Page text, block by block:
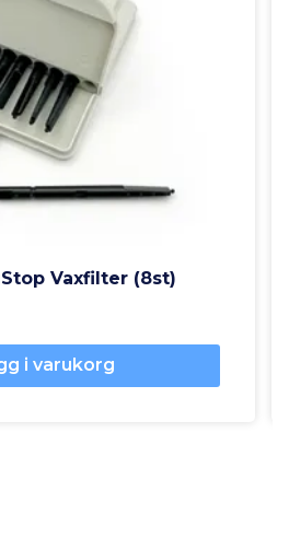
Vaxfilter (8st)
i varukorg